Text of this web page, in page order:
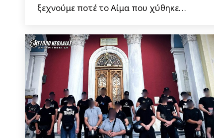
ξεχνούμε ποτέ το Αίμα που χύθηκε…